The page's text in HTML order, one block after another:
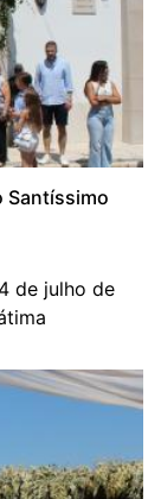
Santíssimo
de julho de